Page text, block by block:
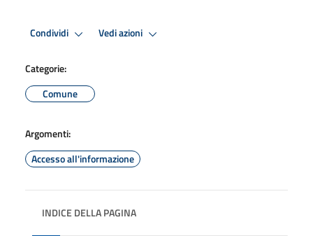
Condividi Vedi azioni
Categorie:
Comune
Argomenti:
Accesso all'informazione
INDICE DELLA PAGINA